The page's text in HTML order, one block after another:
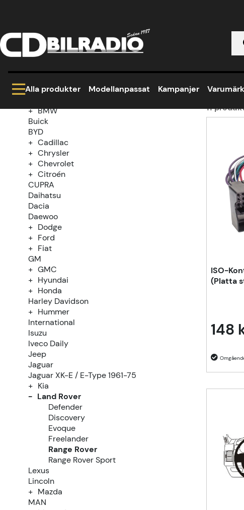
Alla produkter Modellanpassat Kampanjer
Kategoriträd
Alfa Romeo
BMW
Buick
BYD
Cadillac
Chrysler
Chevrolet
Citroén
CUPRA
Daihatsu
Dacia
Daewoo
Dodge
Ford
Fiat
GM
GMC
Hyundai
Honda
Harley Davidson
Hummer
International
Isuzu
Iveco Daily
Jeep
Jaguar
Jaguar XK-E / E-Type 1961-75
Kia
Land Rover
Defender
Discovery
Evoque
Freelander
Range Rover
Range Rover Sport
Lexus
Lincoln
Mazda
MAN
11
ISO-
(Platta
148